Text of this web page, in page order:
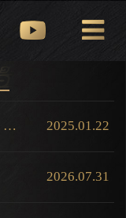
⭐三國殺VIP服務⭐2025全新升級版 - 正式上線！ 2025.01.22
2026.07.31